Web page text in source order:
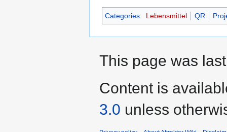
Categories: Lebensmittel QR
This page was
Content is
3.0 unless